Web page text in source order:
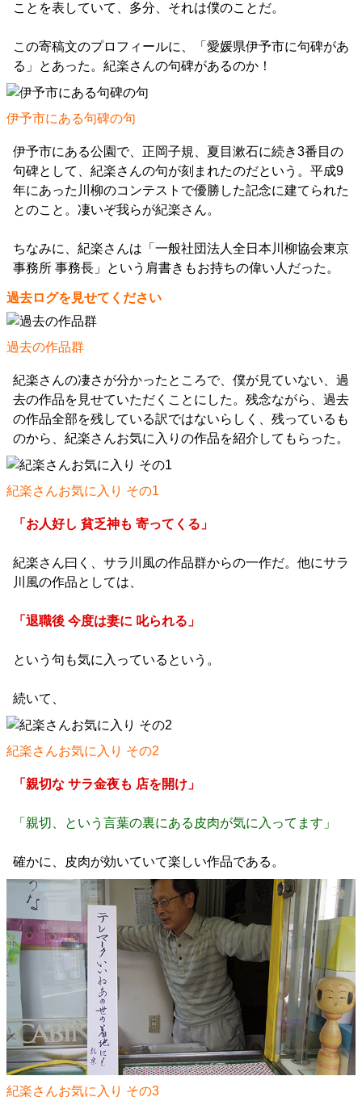
ことを表していて、多分、それは僕のことだ。
この寄稿文のプロフィールに、「愛媛県伊予市に句碑があ
る」とあった。紀楽さんの句碑があるのか！
伊予市にある句碑の句
伊予市にある公園で、正岡子規、夏目漱石に続き3番目の
句碑として、紀楽さんの句が刻まれたのだという。平成9
年にあった川柳のコンテストで優勝した記念に建てられた
とのこと。凄いぞ我らが紀楽さん。
ちなみに、紀楽さんは「一般社団法人全日本川柳協会東京
事務所 事務長」という肩書きもお持ちの偉い人だった。
過去ログを見せてください
過去の作品群
紀楽さんの凄さが分かったところで、僕が見ていない、過
去の作品を見せていただくことにした。残念ながら、過去
の作品全部を残している訳ではないらしく、残っているも
のから、紀楽さんお気に入りの作品を紹介してもらった。
紀楽さんお気に入り その1
「お人好し 貧乏神も 寄ってくる」
紀楽さん曰く、サラ川風の作品群からの一作だ。他にサラ
川風の作品としては、
「退職後 今度は妻に 叱られる」
という句も気に入っているという。
続いて、
紀楽さんお気に入り その2
「親切な サラ金夜も 店を開け」
「親切、という言葉の裏にある皮肉が気に入ってます」
確かに、皮肉が効いていて楽しい作品である。
紀楽さんお気に入り その3